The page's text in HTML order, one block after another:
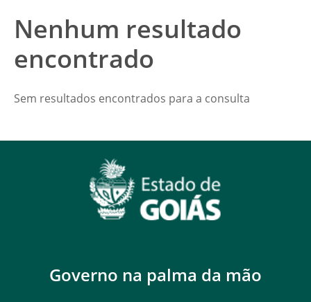
Nenhum resultado
encontrado
Sem resultados encontrados para a consulta
Governo na palma da mão